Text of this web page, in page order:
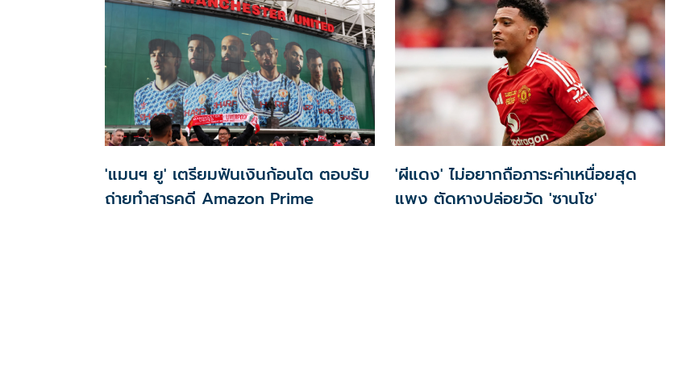
'แมนฯ ยู' เตรียมฟันเงินก้อนโต ตอบรับ
ถ่ายทำสารคดี Amazon Prime
'ผีแดง' ไม่อยากถือภาระค่าเหนื่อยสุด
แพง ตัดหางปล่อยวัด 'ซานโช'